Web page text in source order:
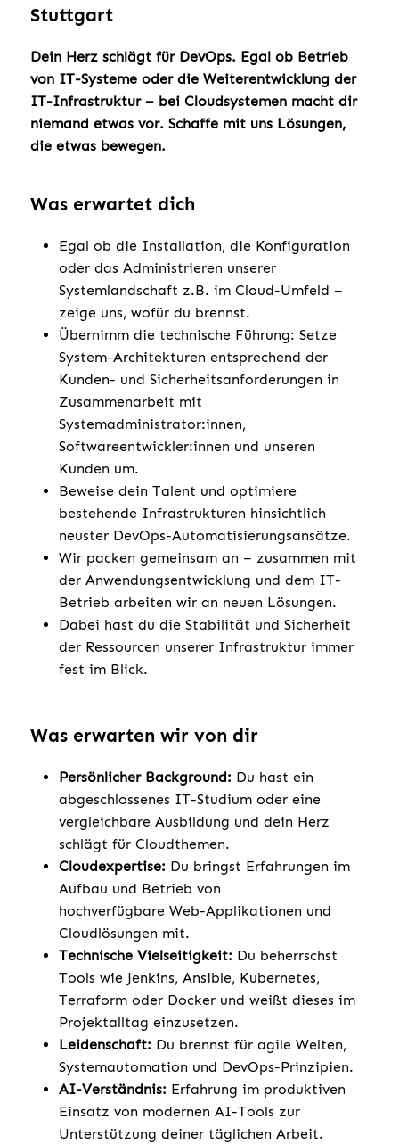
Stuttgart
Dein Herz schlägt für DevOps. Egal ob Betrieb
von IT-Systeme oder die Weiterentwicklung der
IT-Infrastruktur – bei Cloudsystemen macht dir
niemand etwas vor. Schaffe mit uns Lösungen,
die etwas bewegen.
Was erwartet dich
Egal ob die Installation, die Konfiguration
oder das Administrieren unserer
Systemlandschaft z.B. im Cloud-Umfeld –
zeige uns, wofür du brennst.
Übernimm die technische Führung: Setze
System-Architekturen entsprechend der
Kunden- und Sicherheitsanforderungen in
Zusammenarbeit mit
Systemadministrator:innen,
Softwareentwickler:innen und unseren
Kunden um.
Beweise dein Talent und optimiere
bestehende Infrastrukturen hinsichtlich
neuster DevOps-Automatisierungsansätze.
Wir packen gemeinsam an – zusammen mit
der Anwendungsentwicklung und dem IT-
Betrieb arbeiten wir an neuen Lösungen.
Dabei hast du die Stabilität und Sicherheit
der Ressourcen unserer Infrastruktur immer
fest im Blick.
Was erwarten wir von dir
Persönlicher Background: Du hast ein
abgeschlossenes IT-Studium oder eine
vergleichbare Ausbildung und dein Herz
schlägt für Cloudthemen.
Cloudexpertise: Du bringst Erfahrungen im
Aufbau und Betrieb von
hochverfügbare Web-Applikationen und
Cloudlösungen mit.
Technische Vielseitigkeit: Du beherrschst
Tools wie Jenkins, Ansible, Kubernetes,
Terraform oder Docker und weißt dieses im
Projektalltag einzusetzen.
Leidenschaft: Du brennst für agile Welten,
Systemautomation und DevOps-Prinzipien.
AI-Verständnis: Erfahrung im produktiven
Einsatz von modernen AI-Tools zur
Unterstützung deiner täglichen Arbeit.